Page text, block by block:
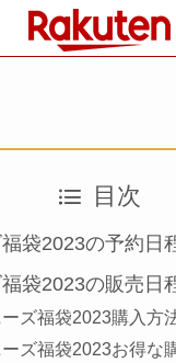
目次
袋2023の予約日
袋2023の販売日
ズ福袋2023購入方
ズ福袋2023お得な